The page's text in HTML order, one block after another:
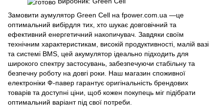
Замовити аумулятор Green Cell на fpower.com.ua —це
оптимальний вибірдля тих, хто шукає довговічний та
ефективний енергетичний накопичувач. Завдяки своїм
технічним характеристикам, високій продуктивності, малій вазі
та системі BMS, цей акумулятор ідеально підходить для
широкого спектру застосувань, забезпечуючи стабільну та
безпечну роботу на довгі роки. Наш магазин споживної
електроніки Ф-павер гарантує оригінальність брендових
товарів та доступні ціни, щоб кожен покупець міг підібрати
оптимальний варіант під свої потреби.